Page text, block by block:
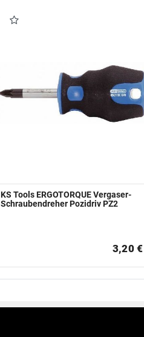
KS Tools ERGOTORQUE Vergaser-
Schraubendreher Pozidriv PZ2
3,20 €